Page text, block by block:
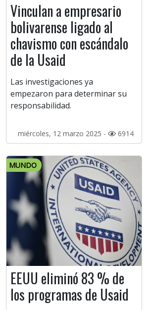
Vinculan a empresario
bolivarense ligado al
chavismo con escándalo
de la Usaid
Las investigaciones ya
empezaron para determinar su
responsabilidad.
miércoles, 12 marzo 2025 - 6914
MUNDO
EEUU eliminó 83 % de
los programas de Usaid